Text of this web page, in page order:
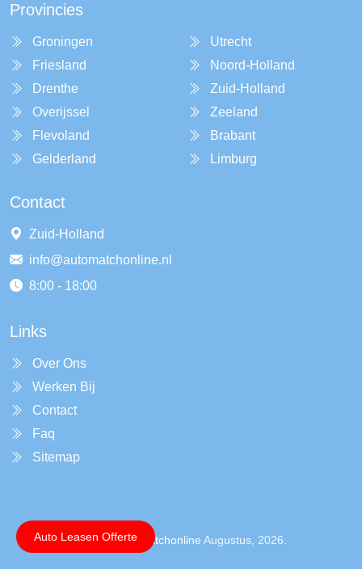
Provincies
Groningen
Friesland
Drenthe
Overijssel
Flevoland
Gelderland
Utrecht
Noord-Holland
Zuid-Holland
Zeeland
Brabant
Limburg
Contact
Zuid-Holland
info@automatchonline.nl
8:00 - 18:00
Links
Over Ons
Werken Bij
Contact
Faq
Sitemap
Copyright ©Automatchonline Augustus, 2026.
Auto Leasen Offerte